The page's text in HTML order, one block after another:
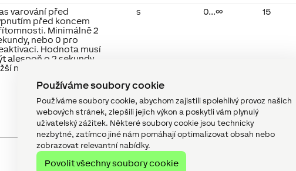
Používáme soubory cookie
Používáme soubory cookie, abychom zajistili spolehlivý provoz našich
webových stránek, zlepšili jejich výkon a poskytli vám plynulý
uživatelský zážitek. Některé soubory cookie jsou technicky
nezbytné, zatímco jiné nám pomáhají optimalizovat obsah nebo
zobrazovat relevantní nabídky.
Povolit všechny soubory cookie
varování před
před koncem
Minimálně 2
nebo 0 pro
Hodnota musí
alespoň o 2 sekundy
než Pet.
s 0...∞ 15